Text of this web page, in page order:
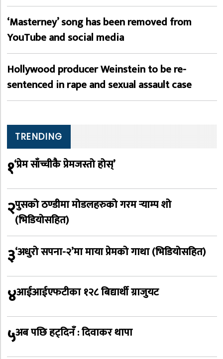
‘Masterney’ song has been removed from
YouTube and social media
Hollywood producer Weinstein to be re-
sentenced in rape and sexual assault case
TRENDING
१‘प्रेम साँच्चीकै प्रेमजस्तो होस्’
२पुसको ठण्डीमा मोडलहरुको गरम र्‍याम्प शो
(भिडियोसहित)
३‘अधुरो सपना-२’मा माया प्रेमको गाथा (भिडियोसहित)
४आईआईएफटीका १२८ बिद्यार्थी ग्राजुयट
५अब पछि हट्दिनँ : दिवाकर थापा